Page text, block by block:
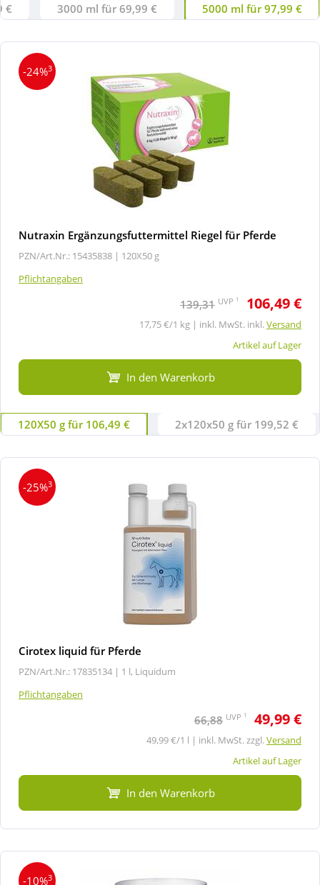
€ 3000 ml für 69,99 € 5000 ml für 97,99 €
-24%3
Nutraxin Ergänzungsfuttermittel Riegel für Pferde
PZN/Art.Nr.: 15435838 | 120X50 g
Pflichtangaben
139,31 UVP 1 106,49 €
17,75 €/1 kg | inkl. MwSt. inkl.Versand
Artikel auf Lager
In den Warenkorb
120X50 g für 106,49 € 2x120x50 g für 199,52 €
-25%3
Cirotex liquid für Pferde
PZN/Art.Nr.: 17835134 | 1 l, Liquidum
Pflichtangaben
66,88 UVP 1 49,99 €
49,99 €/1 l | inkl. MwSt. zzgl.Versand
Artikel auf Lager
In den Warenkorb
-10%3